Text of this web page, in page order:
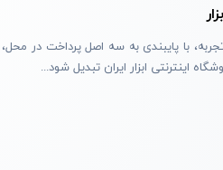
اینترنتی ابزار ایران تبدیل شود...